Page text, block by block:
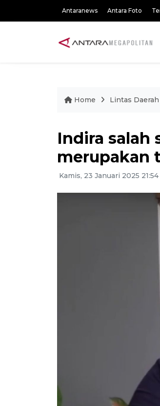
Antaranews Antara Foto
Home Lintas Daerah
Indira salah
merupakan
Kamis, 23 Januari 2025